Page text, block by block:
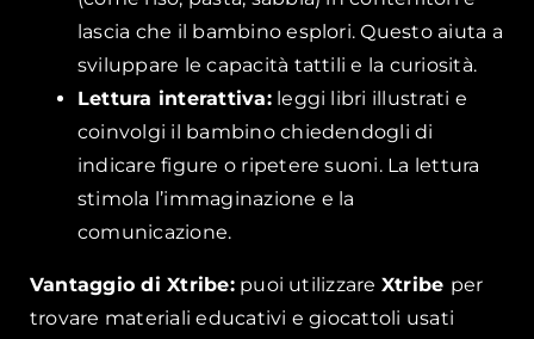
lascia che il bambino esplori. Questo aiuta a
sviluppare le capacità tattili e la curiosità.
Lettura interattiva:leggi libri illustrati e
coinvolgi il bambino chiedendogli di
indicare figure o ripetere suoni. La lettura
stimola l’immaginazione e la
comunicazione.
Vantaggio di Xtribe:puoi utilizzare Xtribe per
trovare materiali educativi e giocattoli usati